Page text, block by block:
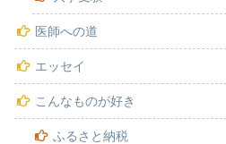
医師への道
エッセイ
こんなものが好き
ふるさと納税